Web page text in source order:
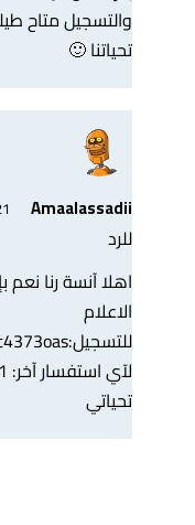
والتسجيل متاح
تحياتنا 🙂
Amaalassadii
للرد
اهلا آنسة رنا
الاعلام
للتسجيل:
لآي استفسار آخر: 201221481731+
تحياتي